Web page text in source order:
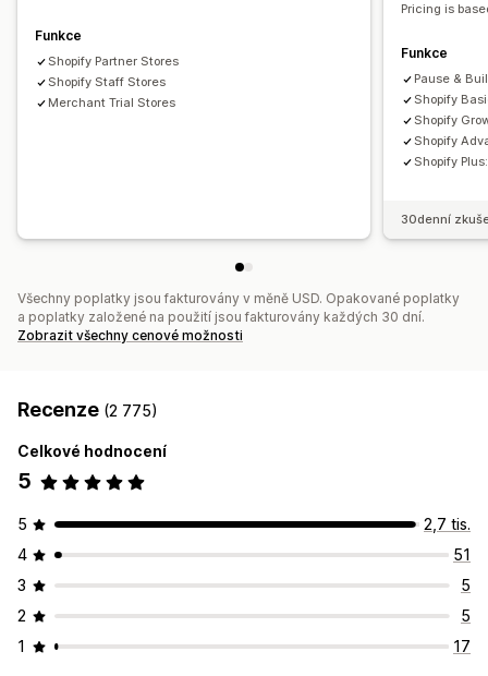
Funkce
Shopify Partner Stores
Shopify Staff Stores
Merchant Trial Stores
Pricing is
Funkce
Pause &
Shopify
Shopify
Shopify
Shopify
30denní
Všechny poplatky jsou fakturovány v měně USD. Opakované poplatky
a poplatky založené na použití jsou fakturovány každých 30 dní.
Zobrazit všechny cenové možnosti
Recenze (2 775)
Celkové hodnocení
5
5
2,7 tis.
4
51
3
5
2
5
1
17